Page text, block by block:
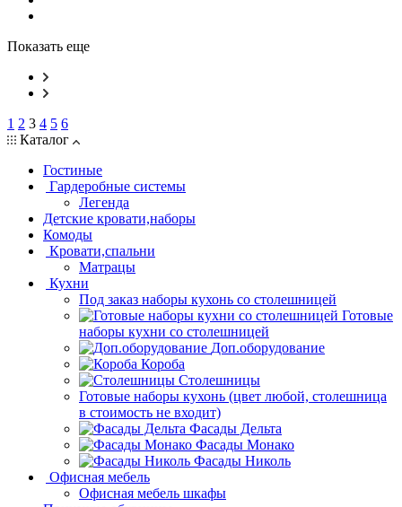
Показать еще
1 2 3 4 5 6
Каталог
Гостиные
Гардеробные системы
Легенда
Детские кровати,наборы
Комоды
Кровати,спальни
Матрацы
Кухни
Под заказ наборы кухонь со столешницей
Готовые
наборы кухни со столешницей
Доп.оборудование
Короба
Столешницы
Готовые наборы кухонь (цвет любой, столешница
в стоимость не входит)
Фасады Дельта
Фасады Монако
Фасады Николь
Офисная мебель
Офисная мебель шкафы